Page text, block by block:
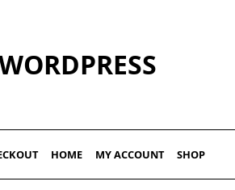
HOME MY ACCOUNT SHOP